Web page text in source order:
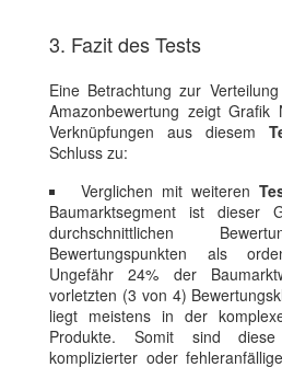
3. Fazit des Tests
Eine Betrachtung zur
Amazonbewertung zeigt
Verknüpfungen aus diesem
Schluss zu:
Verglichen mit weiteren
Baumarktsegment ist dieser
durchschnittlichen
Bewertungspunkten als
Ungefähr 24% der
vorletzten (3 von 4)
liegt meistens in der
Produkte. Somit sind
komplizierter oder